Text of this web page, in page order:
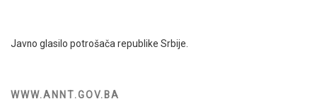
Javno glasilo potrošača republike Srbije.
WWW.ANNT.GOV.BA